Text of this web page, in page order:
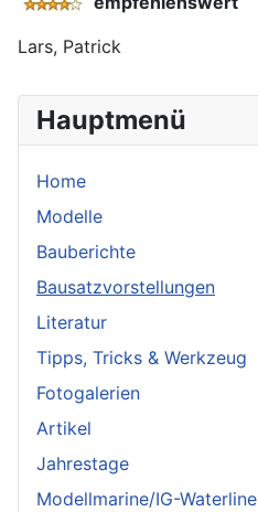
Hauptmenü
Home
Modelle
Bauberichte
Bausatzvorstellungen
Literatur
Tipps, Tricks & Werkzeug
Fotogalerien
Artikel
Jahrestage
Modellmarine/IG-Waterline
Lars, Patrick